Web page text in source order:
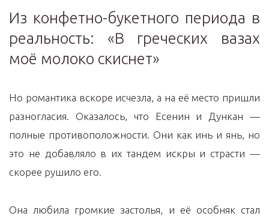
Из конфетно-букетного периода в
реальность: «В греческих вазах
моё молоко скиснет»
Но романтика вскоре исчезла, а на её место пришли
разногласия. Оказалось, что Есенин и Дункан —
полные противоположности. Они как инь и янь, но
это не добавляло в их тандем искры и страсти —
скорее рушило его.
Она любила громкие застолья, и её особняк стал